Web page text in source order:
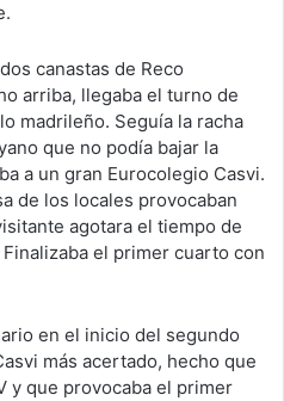
canastas de Reco
arriba, llegaba el turno de
madrileño. Seguía la racha
que no podía bajar la
a un gran Eurocolegio Casvi.
de los locales provocaban
agotara el tiempo de
el primer cuarto con
en el inicio del segundo
más acertado, hecho que
y que provocaba el primer